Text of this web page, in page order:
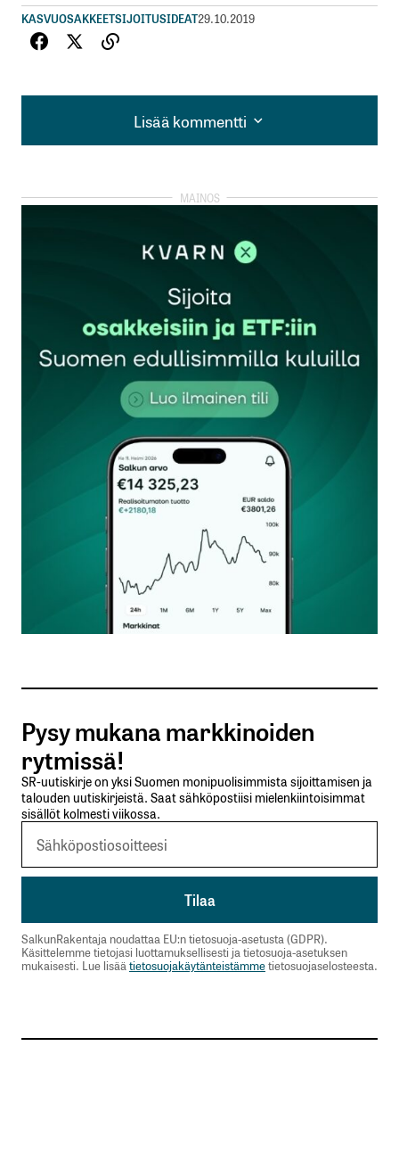
KASVUOSAKKEETSIJOITUSIDEAT29.10.2019
Lisää kommentti
Lisää kommentti
kirjautua
rekisteröityä
Sähköpostiosoitettasi ei julkaista.Pakolliset
kentät on merkitty*
Kommentti*
Nimesi tai nimimerkkisi
Sähköpostiosoitteesi
Tilaa SalkunRakentajan uutiskirje
Lähetä kommentti
Pysy mukana markkinoiden
rytmissä!
SR-uutiskirje on yksi Suomen monipuolisimmista sijoittamisen ja
talouden uutiskirjeistä. Saat sähköpostiisi mielenkiintoisimmat
sisällöt kolmesti viikossa.
SalkunRakentaja noudattaa EU:n tietosuoja-asetusta (GDPR).
Käsittelemme tietojasi luottamuksellisesti ja tietosuoja-asetuksen
mukaisesti. Lue lisäätietosuojakäytänteistämmetietosuojaselosteesta.